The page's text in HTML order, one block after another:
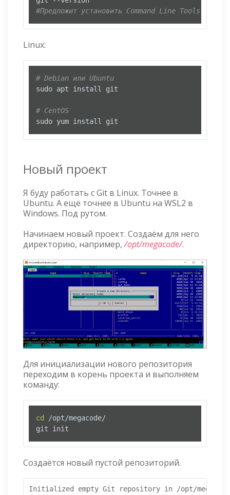
#Предложит установить Command Line Tools (CLT)
Linux:
# Debian или Ubuntu
sudo apt install git
# CentOS
sudo yum install git
Новый проект
Я буду работать с Git в Linux. Точнее в
Ubuntu. А ещё точнее в Ubuntu на WSL2 в
Windows. Под рутом.
Начинаем новый проект. Создаём для него
директорию, например,/opt/megacode/.
Для инициализации нового репозитория
переходим в корень проекта и выполняем
команду:
cd
/opt/megacode/
git init
Создаётся новый пустой репозиторий.